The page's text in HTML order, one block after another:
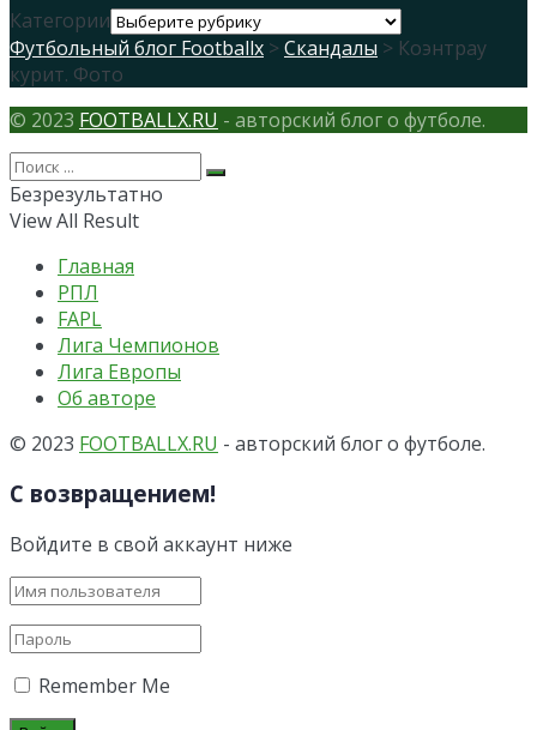
Категории
Футбольный блог Footballx > Скандалы > Коэнтрау
курит. Фото
© 2023 FOOTBALLX.RU - авторский блог о футболе.
Безрезультатно
View All Result
Главная
РПЛ
FAPL
Лига Чемпионов
Лига Европы
Об авторе
© 2023 FOOTBALLX.RU - авторский блог о футболе.
С возвращением!
Войдите в свой аккаунт ниже
Remember Me